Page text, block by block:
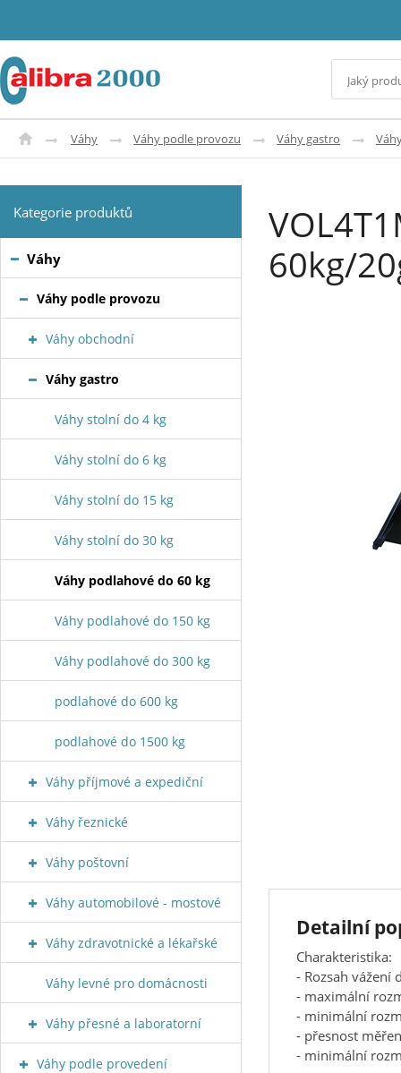
Váhy Váhy podle provozu Váhy gastro
60kg/
Detailní
Charakteristika:
- Rozsah vážení
- maximální
- minimální
- přesnost
- minimální
Kategorie produktů
Váhy
Váhy podle provozu
Váhy obchodní
Váhy gastro
Váhy stolní do 4 kg
Váhy stolní do 6 kg
Váhy stolní do 15 kg
Váhy stolní do 30 kg
Váhy podlahové do 60 kg
Váhy podlahové do 150 kg
Váhy podlahové do 300 kg
podlahové do 600 kg
podlahové do 1500 kg
Váhy příjmové a expediční
Váhy řeznické
Váhy poštovní
Váhy automobilové - mostové
Váhy zdravotnické a lékařské
Váhy levné pro domácnosti
Váhy přesné a laboratorní
Váhy podle provedení